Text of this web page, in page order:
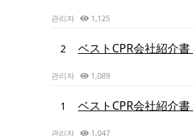
관리자 1,125
2 ベストCPR会社紹介
관리자 1,089
1 ベストCPR会社紹介
관리자 1,047